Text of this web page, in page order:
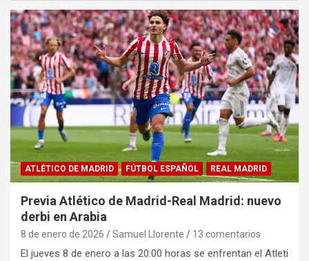
ATLÉTICO DE MADRID FÚTBOL ESPAÑOL REAL MADRID
Previa Atlético de Madrid-Real Madrid: nuevo
derbi en Arabia
8 de enero de 2026 Samuel Llorente 13 comentarios
El jueves 8 de enero a las 20:00 horas se enfrentan el Atleti